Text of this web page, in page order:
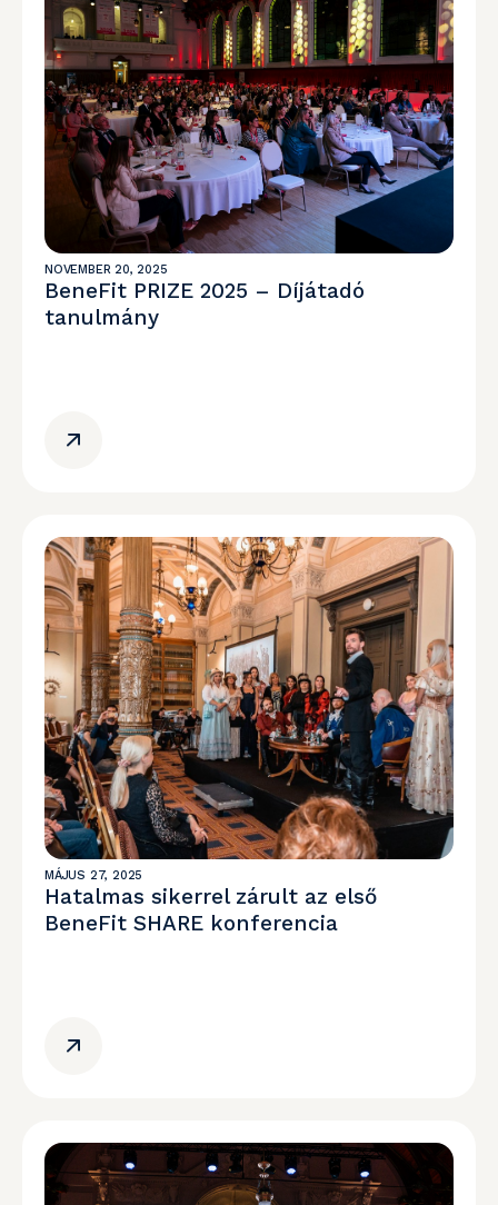
NOVEMBER 20, 2025
BeneFit PRIZE 2025 – Díjátadó
tanulmány
MÁJUS 27, 2025
Hatalmas sikerrel zárult az első
BeneFit SHARE konferencia